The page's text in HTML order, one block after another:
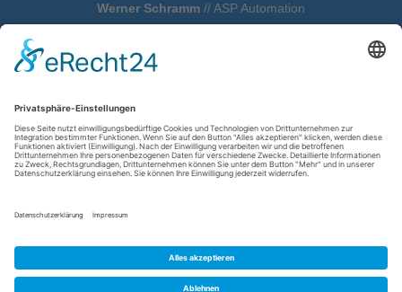
Werner Schramm //ASP Automation
Service, Neu- und Gebrauchtmaschinen
Cybelec Servicepartner
Ältere Cybelec Steuerungen
Gasparini X-Press
Delem-Steuerungen Service & Reparaturen
+49 9148 90 82 763